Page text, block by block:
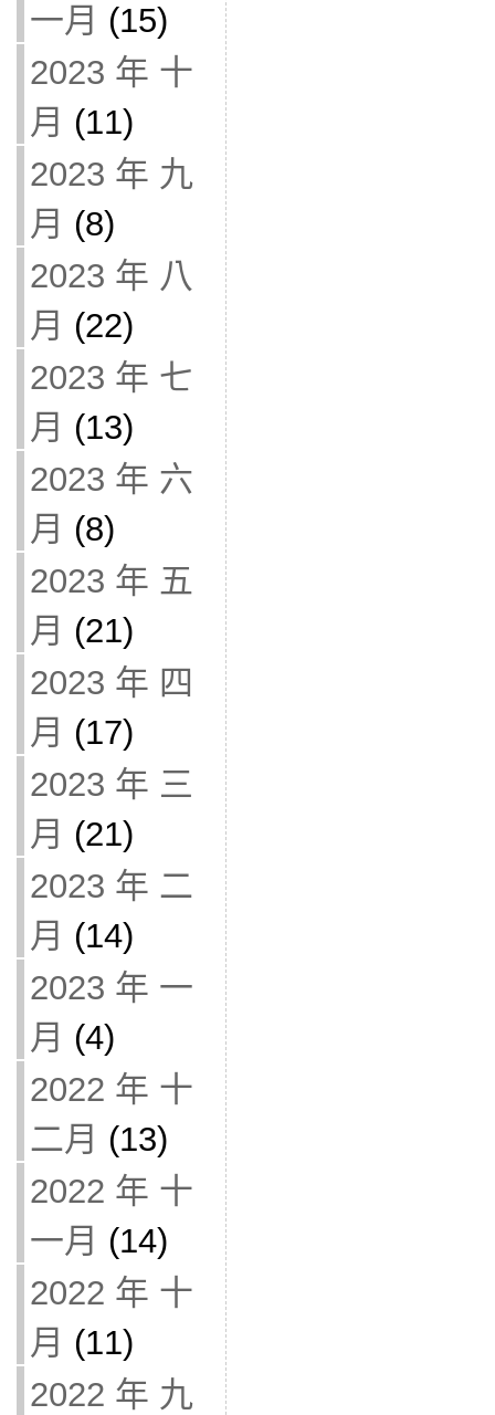
一月 (15)
2023 年 十
月 (11)
2023 年 九
月 (8)
2023 年 八
月 (22)
2023 年 七
月 (13)
2023 年 六
月 (8)
2023 年 五
月 (21)
2023 年 四
月 (17)
2023 年 三
月 (21)
2023 年 二
月 (14)
2023 年 一
月 (4)
2022 年 十
二月 (13)
2022 年 十
一月 (14)
2022 年 十
月 (11)
2022 年 九